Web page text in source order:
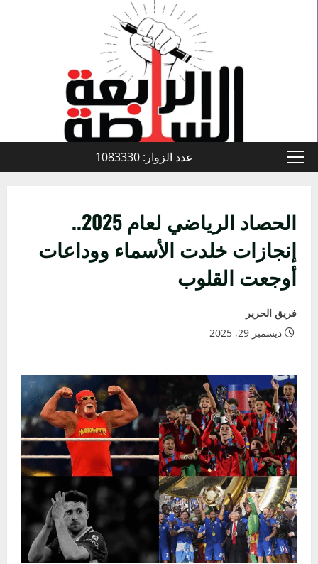
القائمة
عدد الزوار: 1083330
الحصاد الرياضي لعام 2025..
إنجازات خلدت الأسماء ووداعات
أوجعت القلوب
فريق الحرير
ديسمبر 29, 2025